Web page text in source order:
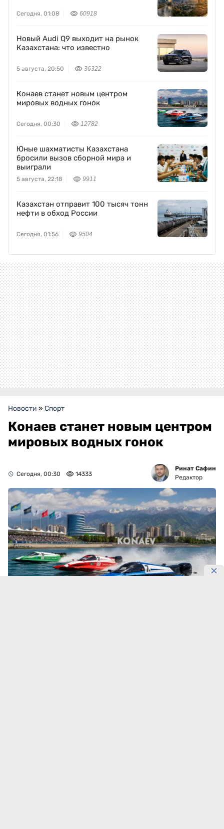
Сегодня, 01:08 60918
Новый Audi Q9 выходит на рынок
Казахстана: что известно
5 августа, 20:50 36322
Конаев станет новым центром
мировых водных гонок
Сегодня, 00:30 12782
Юные шахматисты Казахстана
бросили вызов сборной мира и
выиграли
5 августа, 22:18 9911
Казахстан отправит 100 тысяч тонн
нефти в обход России
Сегодня, 01:56 9504
Новости » Спорт
Конаев станет новым центром
мировых водных гонок
Сегодня, 00:30 14333
Ринат Сафин
Редактор